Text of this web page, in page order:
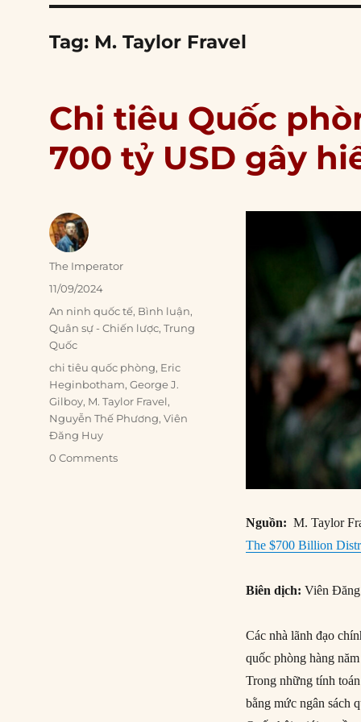
Tag: M. Taylor Fravel
Chi tiêu Quốc
700 tỷ USD gây
Nguồn: M. Taylor
The $700 Billion
Biên dịch: Viên
Các nhà lãnh đạo
quốc phòng hàng
Trong những tính
bằng mức ngân sách
Author
The Imperator
Posted
11/09/2024
Categories
An ninh quốc tế, Bình luận,
Quân sự - Chiến lược,Trung
Quốc
Tags
chi tiêu quốc phòng, Eric
Heginbotham,George J.
Gilboy, M. Taylor Fravel,
Nguyễn Thế Phương,Viên
Đăng Huy
0 Comments